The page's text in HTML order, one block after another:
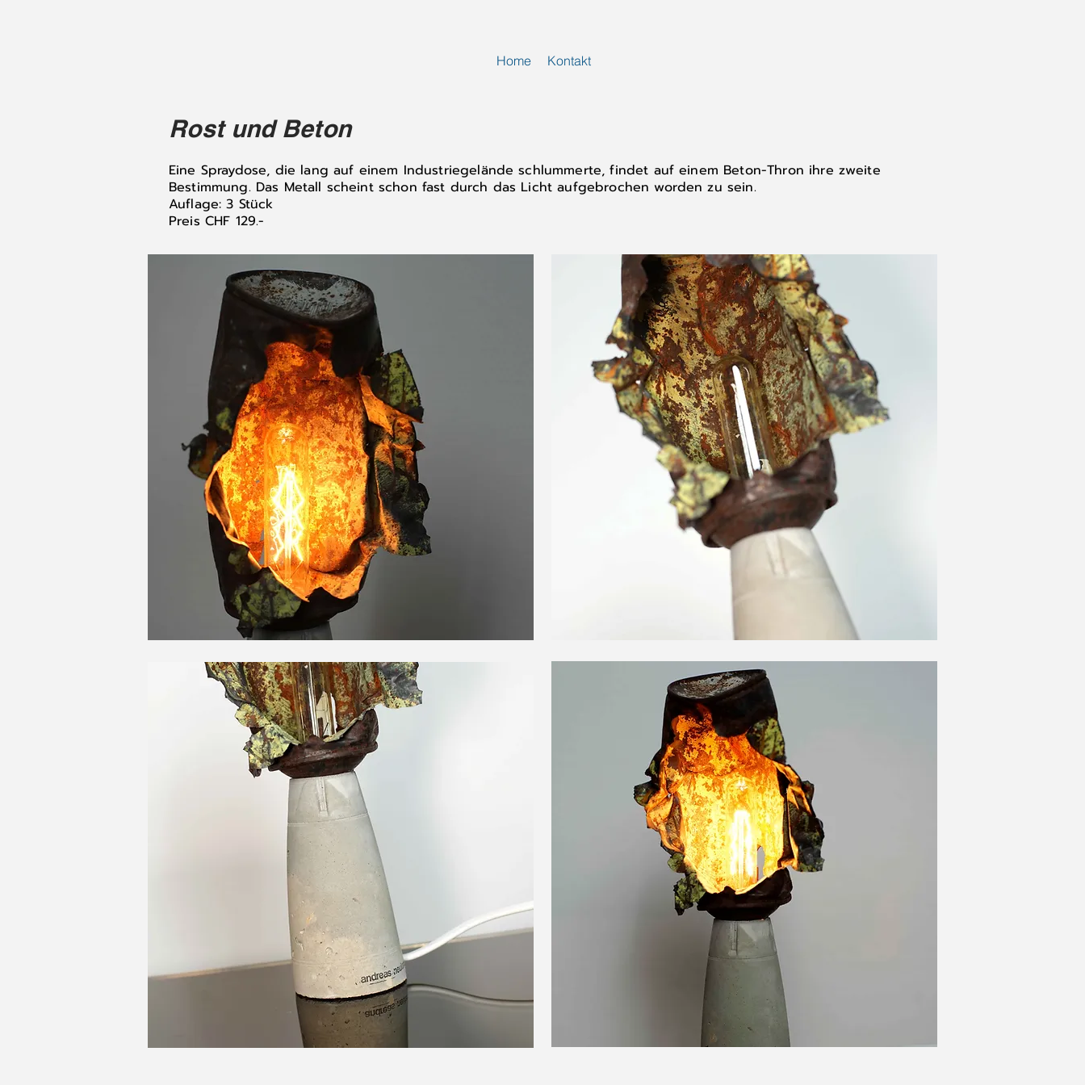
Rost und Beton
Eine Spraydose, die lang auf einem Industriegelände schlummerte, findet auf einem Beton-Thron ihre zweite
Bestimmung. Das Metall scheint schon fast durch das Licht aufgebrochen worden zu sein.
Auflage: 3 Stück
Preis CHF 129.-
Home Kontakt